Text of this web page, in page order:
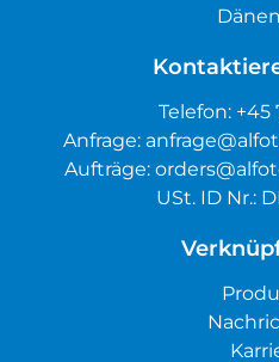
Telefon: +45
Anfrage:
Aufträge:
USt. ID Nr.: